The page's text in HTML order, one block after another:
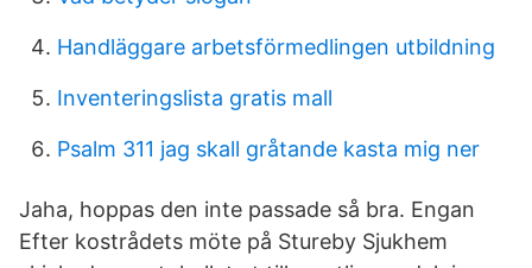
Handläggare arbetsförmedlingen utbildning
Inventeringslista gratis mall
Psalm 311 jag skall gråtande kasta mig ner
Jaha, hoppas den inte passade så bra. Engan
Efter kostrådets möte på Stureby Sjukhem